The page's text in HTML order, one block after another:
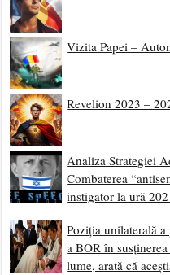
Vizita Papei –
Revelion 2023 –
Analiza Strategiei
Combaterea
instigator la ură
Poziția unilaterală
a BOR în
lume, arată că